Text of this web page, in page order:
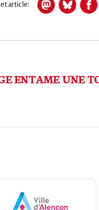
article:
ENTAME UNE